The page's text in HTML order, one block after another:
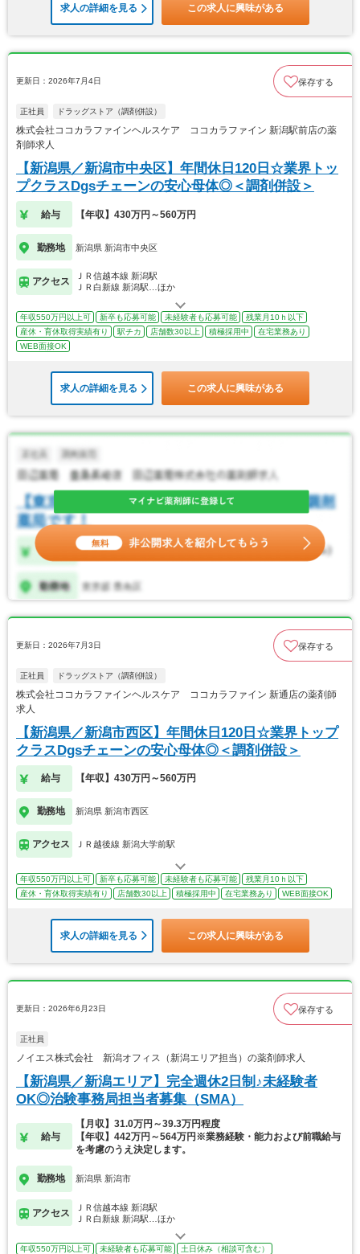
求人の詳細を見る この求人に興味がある
更新日：2026年7月4日 保存する
正社員 ドラッグストア（調剤併設）
株式会社ココカラファインヘルスケア ココカラファイン 新潟駅前店の薬
剤師求人
【新潟県／新潟市中央区】年間休日120日☆業界トッ
プクラスDgsチェーンの安心母体◎＜調剤併設＞
給与 【年収】430万円～560万円
勤務地 新潟県 新潟市中央区
アクセス
ＪＲ信越本線 新潟駅
ＪＲ白新線 新潟駅…ほか
年収550万円以上可 新卒も応募可能 未経験者も応募可能
残業月10ｈ以下
産休・育休取得実績有り
駅チカ 店舗数30以上 積極採用中
在宅業務あり
WEB面接OK
求人の詳細を見る この求人に興味がある
更新日：2026年7月3日 保存する
正社員 ドラッグストア（調剤併設）
株式会社ココカラファインヘルスケア ココカラファイン 新通店の薬剤師
求人
【新潟県／新潟市西区】年間休日120日☆業界トップ
クラスDgsチェーンの安心母体◎＜調剤併設＞
給与 【年収】430万円～560万円
勤務地 新潟県 新潟市西区
アクセス ＪＲ越後線 新潟大学前駅
年収550万円以上可 新卒も応募可能 未経験者も応募可能
残業月10ｈ以下
産休・育休取得実績有り
店舗数30以上 積極採用中 在宅業務あり WEB面接OK
求人の詳細を見る この求人に興味がある
更新日：2026年6月23日 保存する
正社員
ノイエス株式会社 新潟オフィス（新潟エリア担当）の薬剤師求人
【新潟県／新潟エリア】完全週休2日制♪未経験者
OK◎治験事務局担当者募集（SMA）
給与
【月収】31.0万円～39.3万円程度
【年収】442万円～564万円※業務経験・能力および前職給与
を考慮のうえ決定します。
勤務地 新潟県 新潟市
アクセス
ＪＲ信越本線 新潟駅
ＪＲ白新線 新潟駅…ほか
年収550万円以上可 未経験者も応募可能
土日休み（相談可含む）